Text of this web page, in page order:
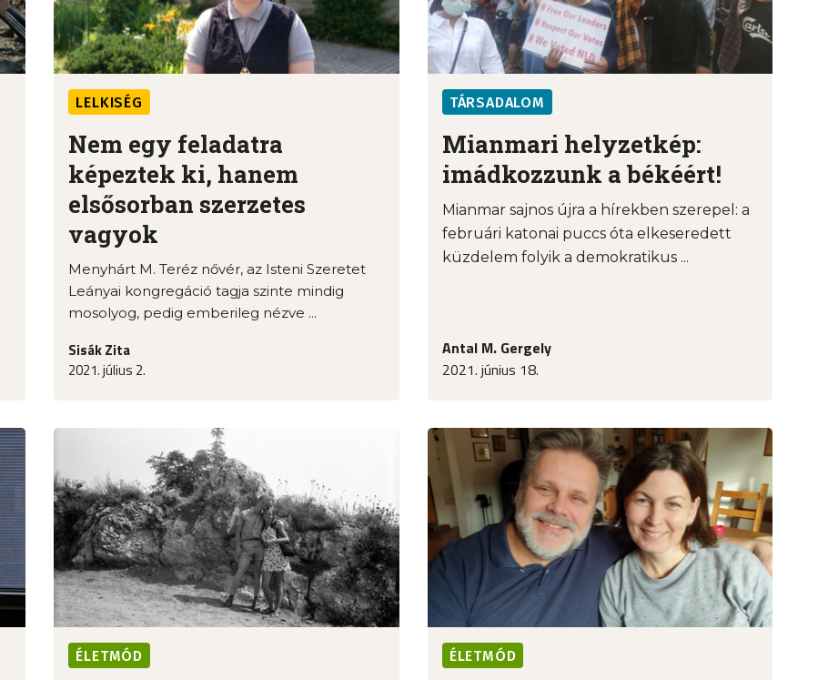
LELKISÉG
Nem egy feladatra
képeztek ki, hanem
elsősorban szerzetes
vagyok
Menyhárt M. Teréz nővér, az Isteni Szeretet
Leányai kongregáció tagja szinte mindig
mosolyog, pedig emberileg nézve ...
Sisák Zita
2021. július 2.
TÁRSADALOM
Mianmari helyzetkép:
imádkozzunk a békéért!
Mianmar sajnos újra a hírekben szerepel: a
februári katonai puccs óta elkeseredett
küzdelem folyik a demokratikus ...
Antal M. Gergely
2021. június 18.
ÉLETMÓD ÉLETMÓD